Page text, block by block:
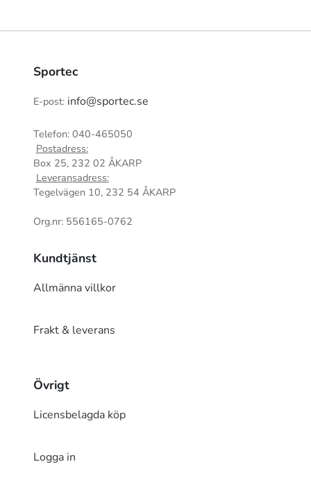
Sportec
E-post: info@sportec.se
Telefon: 040-465050
Postadress:
Box 25, 232 02 ÅKARP
Leveransadress:
Tegelvägen 10, 232 54 ÅKARP
Org.nr: 556165-0762
Kundtjänst
Allmänna villkor
Frakt & leverans
Övrigt
Licensbelagda köp
Logga in